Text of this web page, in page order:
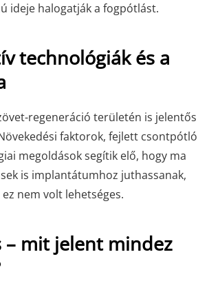
ideje halogatják a fogpótlást.
technológiák és a
regeneráció területén is jelentős
faktorok, fejlett csontpótló
megoldások segítik elő, hogy ma
is implantátumhoz juthassanak,
nem volt lehetséges.
– mit jelent mindez